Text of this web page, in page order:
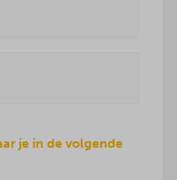
je in de volgende